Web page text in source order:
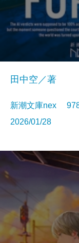
田中空／著
新潮文庫nex
2026/01/28